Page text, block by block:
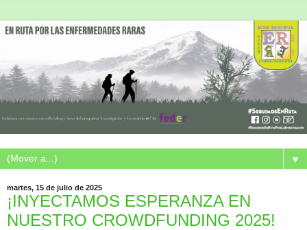
▼
martes, 15 de julio de 2025
¡INYECTAMOS ESPERANZA EN
NUESTRO CROWDFUNDING 2025!